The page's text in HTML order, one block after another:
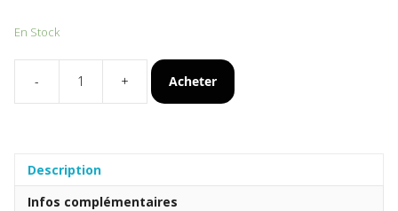
En Stock
-
quantité
de
numérique
+ Acheter
Description
Infos complémentaires